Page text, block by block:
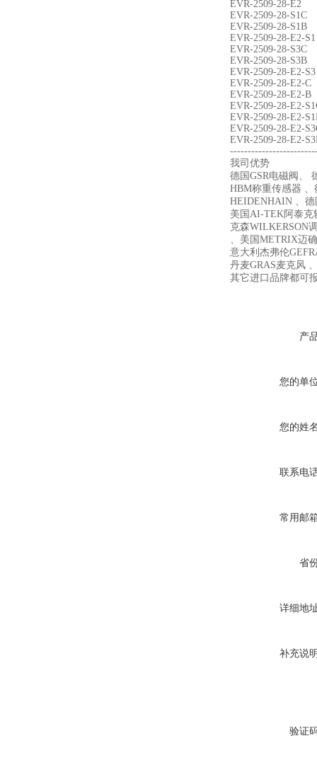
EVR-2509-28-E2
EVR-2509-28-S1C
EVR-2509-28-S1B
EVR-2509-28-E2-S1
EVR-2509-28-S3C
EVR-2509-28-S3B
EVR-2509-28-E2-S3
EVR-2509-28-E2-C
EVR-2509-28-E2-B
EVR-2509-28-E2-
EVR-2509-28-E2-
EVR-2509-28-E2-
EVR-2509-28-E2-
我司优势
德国GSR电磁阀、
HBM称重传感器
HEIDENHAIN 、德
美国AI-TEK阿泰克
克森WILKERSON
、美国METRIX迈确
意大利杰弗伦
丹麦GRAS麦克风
其它进口品牌都可
产
您的单
您的姓
联系电
常用邮
省
详细地
补充说
验证